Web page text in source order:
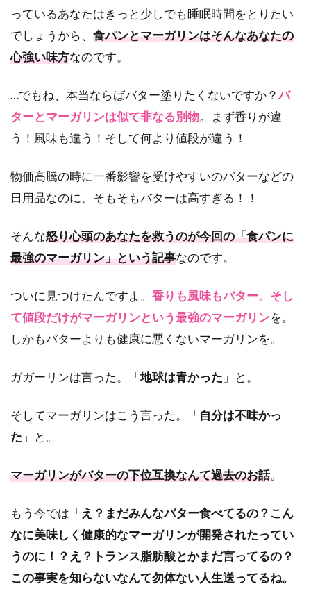
っているあなたはきっと少しでも睡眠時間をとりたい
でしょうから、 食パンとマーガリンはそんなあなたの
心強い味方なのです。
…でもね、本当ならばバター塗りたくないですか？バ
ターとマーガリンは似て非なる別物。まず香りが違
う！風味も違う！そして何より値段が違う！
物価高騰の時に一番影響を受けやすいのバターなどの
日用品なのに、そもそもバターは高すぎる！！
そんな怒り心頭のあなたを救うのが今回の「食パンに
最強のマーガリン」という記事なのです。
ついに見つけたんですよ。 香りも風味もバター。そし
て値段だけがマーガリンという最強のマーガリンを。
しかもバターよりも健康に悪くないマーガリンを。
ガガーリンは言った。「地球は青かった 」と。
そしてマーガリンはこう言った。「自分は不味かっ
た 」と。
マーガリンがバターの下位互換なんて過去のお話。
もう今では「え？まだみんなバター食べてるの？こん
なに美味しく健康的なマーガリンが開発されたってい
うのに！？え？トランス脂肪酸とかまだ言ってるの？
この事実を知らないなんて勿体ない人生送ってるね。